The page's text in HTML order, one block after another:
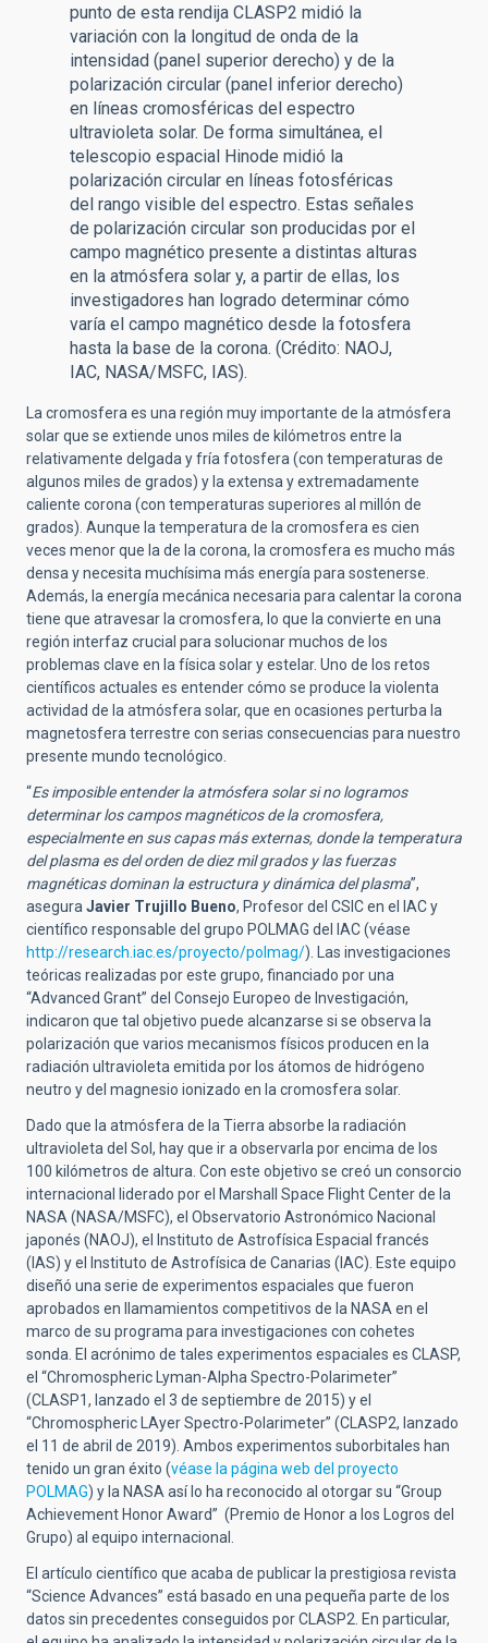
punto de esta rendija CLASP2 midió la
variación con la longitud de onda de la
intensidad (panel superior derecho) y de la
polarización circular (panel inferior derecho)
en líneas cromosféricas del espectro
ultravioleta solar. De forma simultánea, el
telescopio espacial Hinode midió la
polarización circular en líneas fotosféricas
del rango visible del espectro. Estas señales
de polarización circular son producidas por el
campo magnético presente a distintas alturas
en la atmósfera solar y, a partir de ellas, los
investigadores han logrado determinar cómo
varía el campo magnético desde la fotosfera
hasta la base de la corona. (Crédito: NAOJ,
IAC, NASA/MSFC, IAS).
La cromosfera es una región muy importante de la atmósfera
solar que se extiende unos miles de kilómetros entre la
relativamente delgada y fría fotosfera (con temperaturas de
algunos miles de grados) y la extensa y extremadamente
caliente corona (con temperaturas superiores al millón de
grados). Aunque la temperatura de la cromosfera es cien
veces menor que la de la corona, la cromosfera es mucho más
densa y necesita muchísima más energía para sostenerse.
Además, la energía mecánica necesaria para calentar la corona
tiene que atravesar la cromosfera, lo que la convierte en una
región interfaz crucial para solucionar muchos de los
problemas clave en la física solar y estelar. Uno de los retos
científicos actuales es entender cómo se produce la violenta
actividad de la atmósfera solar, que en ocasiones perturba la
magnetosfera terrestre con serias consecuencias para nuestro
presente mundo tecnológico.
“Es imposible entender la atmósfera solar si no logramos
determinar los campos magnéticos de la cromosfera,
especialmenteen sus capas más externas, donde la temperatura
del plasma es del orden de diez mil grados y las fuerzas
magnéticas dominan la estructura y dinámica del plasma”,
asegura Javier Trujillo Bueno, Profesor del CSIC en el IAC y
científico responsable del grupo POLMAG del IAC (véase
http://research.iac.es/proyecto/polmag/). Las investigaciones
teóricas realizadas por este grupo, financiado por una
“Advanced Grant” del Consejo Europeo de Investigación,
indicaron que tal objetivo puede alcanzarse si se observa la
polarización que varios mecanismos físicos producen en la
radiación ultravioleta emitida por los átomos de hidrógeno
neutro y del magnesio ionizado en la cromosfera solar.
Dado que la atmósfera de la Tierra absorbe la radiación
ultravioleta del Sol, hay que ir a observarla por encima de los
100 kilómetros de altura. Con este objetivo se creó un consorcio
internacional liderado por el Marshall Space Flight Center de la
NASA (NASA/MSFC), el Observatorio Astronómico Nacional
japonés (NAOJ), el Instituto de Astrofísica Espacial francés
(IAS) y el Instituto de Astrofísica de Canarias (IAC). Este equipo
diseñó una serie de experimentos espaciales que fueron
aprobados en llamamientos competitivos de la NASA en el
marco de su programa para investigaciones con cohetes
sonda. El acrónimo de tales experimentos espaciales es CLASP,
el “Chromospheric Lyman-Alpha Spectro-Polarimeter”
(CLASP1, lanzado el 3 de septiembre de 2015) y el
“Chromospheric LAyer Spectro-Polarimeter” (CLASP2, lanzado
el 11 de abril de 2019). Ambos experimentos suborbitales han
tenido un gran éxito (véase la página web del proyecto
POLMAG) y la NASA así lo ha reconocido al otorgar su “Group
Achievement Honor Award” (Premio de Honor a los Logros del
Grupo) al equipo internacional.
El artículo científico que acaba de publicar la prestigiosa revista
“Science Advances” está basado en una pequeña parte de los
datos sin precedentes conseguidos por CLASP2. En particular,